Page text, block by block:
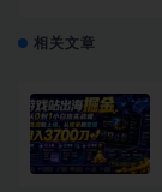
相关文章